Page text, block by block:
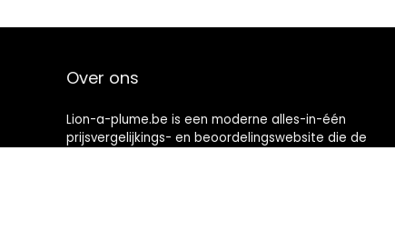
Over ons
Lion-a-plume.be is een moderne alles-in-één
prijsvergelijkings- en beoordelingswebsite die de